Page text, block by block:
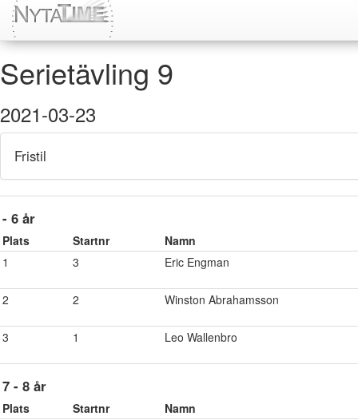
Serietävling 9
2021-03-23
Fristil
- 6 år
Plats Startnr
Namn
1
3 Eric Engman
2 2 Winston Abrahamsson
3 1 Leo Wallenbro
7 - 8 år
Plats Startnr
Namn